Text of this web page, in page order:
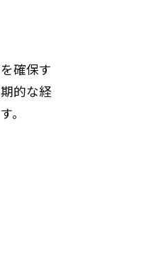
確保す
的な経
。